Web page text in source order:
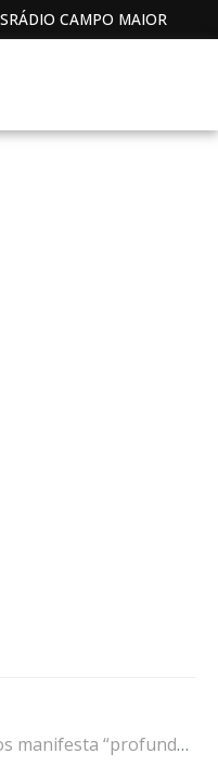
RÁDIO CAMPO MAIOR
desagrado” com sistema de saúde